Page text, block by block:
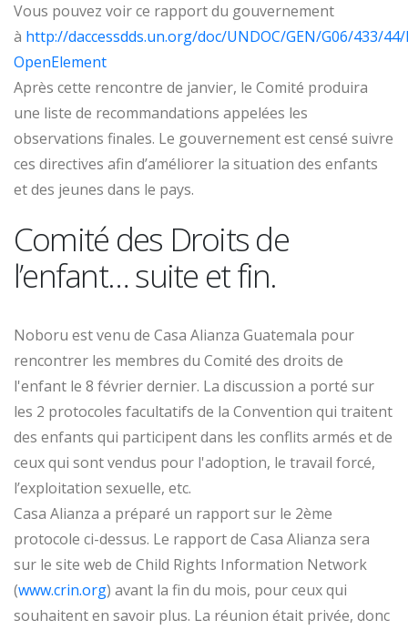
Vous pouvez voir ce rapport du gouvernement
à http://daccessdds.un.org/doc/UNDOC/GEN/G06/433/44/
OpenElement
Après cette rencontre de janvier, le Comité produira
une liste de recommandations appelées les
observations finales. Le gouvernement est censé suivre
ces directives afin d’améliorer la situation des enfants
et des jeunes dans le pays.
Comité des Droits de
l’enfant… suite et fin.
Noboru est venu de Casa Alianza Guatemala pour
rencontrer les membres du Comité des droits de
l'enfant le 8 février dernier. La discussion a porté sur
les 2 protocoles facultatifs de la Convention qui traitent
des enfants qui participent dans les conflits armés et de
ceux qui sont vendus pour l'adoption, le travail forcé,
l’exploitation sexuelle, etc.
Casa Alianza a préparé un rapport sur le 2ème
protocole ci-dessus. Le rapport de Casa Alianza sera
sur le site web de Child Rights Information Network
(www.crin.org) avant la fin du mois, pour ceux qui
souhaitent en savoir plus. La réunion était privée, donc